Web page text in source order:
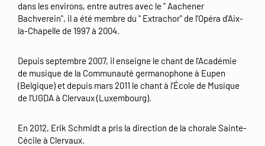
dans les environs, entre autres avec le " Aachener
Bachverein", il a été membre du " Extrachor" de l'Opéra d'Aix-
la-Chapelle de 1997 à 2004.
Depuis septembre 2007, il enseigne le chant de l'Académie
de musique de la Communauté germanophone à Eupen
(Belgique) et depuis mars 2011 le chant à l'École de Musique
de l'UGDA à Clervaux (Luxembourg).
En 2012, Erik Schmidt a pris la direction de la chorale Sainte-
Cécile à Clervaux.